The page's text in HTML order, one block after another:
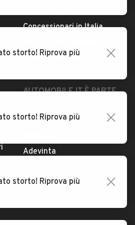
Concessionari in Italia
Valutazione auto
AUTOMOBILE.IT È PARTE
subito.it
Adevinta
SEGUICI
storto! Riprova più
storto! Riprova più
storto! Riprova più